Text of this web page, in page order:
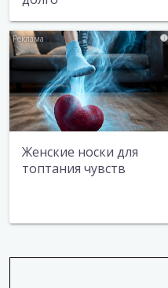
i
Женские носки для
топтания чувств